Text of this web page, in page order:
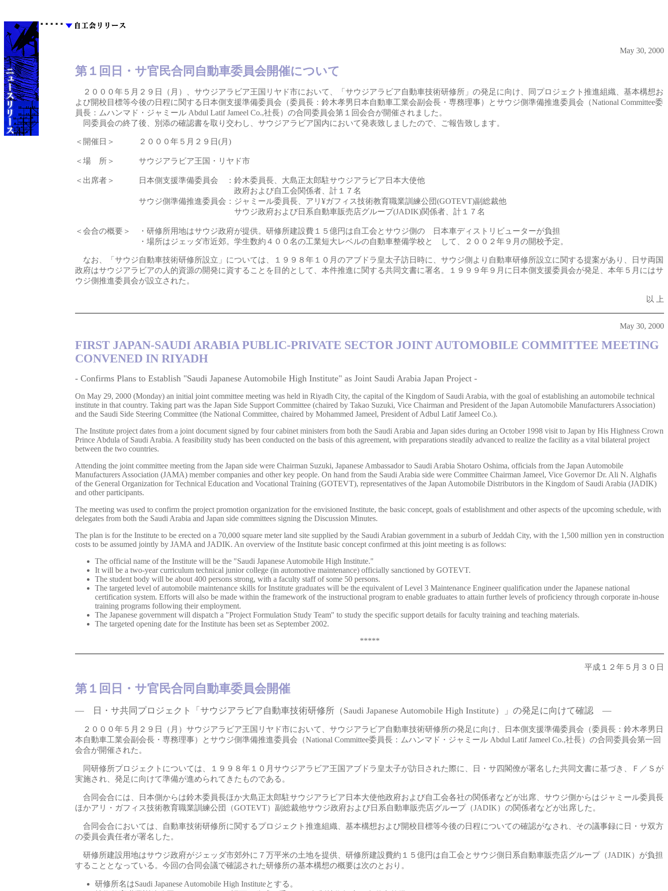
May 30, 2000
第１回日・サ官民合同自動車委員会開催について
２０００年５月２９日（月）、サウジアラビア王国リヤド市において、「サウジアラビア自動車技術研修所」の発足に向け、同プロジェクト推進組織、基本構想お
よび開校目標等今後の日程に関する日本側支援準備委員会（委員長：鈴木孝男日本自動車工業会副会長・専務理事）とサウジ側準備推進委員会（National Committee委
員長：ムハンマド・ジャミール Abdul Latif Jameel Co.,社長）の合同委員会第１回会合が開催されました。
同委員会の終了後、別添の確認書を取り交わし、サウジアラビア国内において発表致しましたので、ご報告致します。
＜開催日＞ ２０００年５月２９日(月)
＜場 所＞ サウジアラビア王国・リヤド市
＜出席者＞ 日本側支援準備委員会 ： 鈴木委員長、大島正太郎駐サウジアラビア日本大使他
政府および自工会関係者、計１７名
サウジ側準備推進委員会 ： ジャミール委員長、アリ¥ガフィス技術教育職業訓練公団(GOTEVT)副総裁他
サウジ政府および日系自動車販売店グループ(JADIK)関係者、計１７名
＜会合の概要＞
・研修所用地はサウジ政府が提供。研修所建設費１５億円は自工会とサウジ側の 日本車ディストリビューターが負担
・場所はジェッダ市近郊。学生数約４００名の工業短大レベルの自動車整備学校と して、２００２年９月の開校予定。
なお、「サウジ自動車技術研修所設立」については、１９９８年１０月のアブドラ皇太子訪日時に、サウジ側より自動車研修所設立に関する提案があり、日サ両国
政府はサウジアラビアの人的資源の開発に資することを目的として、本件推進に関する共同文書に署名。１９９９年９月に日本側支援委員会が発足、本年５月にはサ
ウジ側推進委員会が設立された。
以 上
May 30, 2000
FIRST JAPAN-SAUDI ARABIA PUBLIC-PRIVATE SECTOR JOINT AUTOMOBILE COMMITTEE MEETING
CONVENED IN RIYADH
- Confirms Plans to Establish "Saudi Japanese Automobile High Institute" as Joint Saudi Arabia Japan Project -
On May 29, 2000 (Monday) an initial joint committee meeting was held in Riyadh City, the capital of the Kingdom of Saudi Arabia, with the goal of establishing an automobile technical
institute in that country. Taking part was the Japan Side Support Committee (chaired by Takao Suzuki, Vice Chairman and President of the Japan Automobile Manufacturers Association)
and the Saudi Side Steering Committee (the National Committee, chaired by Mohammed Jameel, President of Adbul Latif Jameel Co.).
The Institute project dates from a joint document signed by four cabinet ministers from both the Saudi Arabia and Japan sides during an October 1998 visit to Japan by His Highness Crown
Prince Abdula of Saudi Arabia. A feasibility study has been conducted on the basis of this agreement, with preparations steadily advanced to realize the facility as a vital bilateral project
between the two countries.
Attending the joint committee meeting from the Japan side were Chairman Suzuki, Japanese Ambassador to Saudi Arabia Shotaro Oshima, officials from the Japan Automobile
Manufacturers Association (JAMA) member companies and other key people. On hand from the Saudi Arabia side were Committee Chairman Jameel, Vice Governor Dr. Ali N. Alghafis
of the General Organization for Technical Education and Vocational Training (GOTEVT), representatives of the Japan Automobile Distributors in the Kingdom of Saudi Arabia (JADIK)
and other participants.
The meeting was used to confirm the project promotion organization for the envisioned Institute, the basic concept, goals of establishment and other aspects of the upcoming schedule, with
delegates from both the Saudi Arabia and Japan side committees signing the Discussion Minutes.
The plan is for the Institute to be erected on a 70,000 square meter land site supplied by the Saudi Arabian government in a suburb of Jeddah City, with the 1,500 million yen in construction
costs to be assumed jointly by JAMA and JADIK. An overview of the Institute basic concept confirmed at this joint meeting is as follows:
The official name of the Institute will be the "Saudi Japanese Automobile High Institute."
It will be a two-year curriculum technical junior college (in automotive maintenance) officially sanctioned by GOTEVT.
The student body will be about 400 persons strong, with a faculty staff of some 50 persons.
The targeted level of automobile maintenance skills for Institute graduates will be the equivalent of Level 3 Maintenance Engineer qualification under the Japanese national
certification system. Efforts will also be made within the framework of the instructional program to enable graduates to attain further levels of proficiency through corporate in-house
training programs following their employment.
The Japanese government will dispatch a "Project Formulation Study Team" to study the specific support details for faculty training and teaching materials.
The targeted opening date for the Institute has been set as September 2002.
*****
平成１２年５月３０日
第１回日・サ官民合同自動車委員会開催
― 日・サ共同プロジェクト「サウジアラビア自動車技術研修所（Saudi Japanese Automobile High Institute）」の発足に向けて確認 ―
２０００年５月２９日（月）サウジアラビア王国リヤド市において、サウジアラビア自動車技術研修所の発足に向け、日本側支援準備委員会（委員長：鈴木孝男日
本自動車工業会副会長・専務理事）とサウジ側準備推進委員会（National Committee委員長：ムハンマド・ジャミール Abdul Latif Jameel Co.,社長）の合同委員会第一回
会合が開催された。
同研修所プロジェクトについては、１９９８年１０月サウジアラビア王国アブドラ皇太子が訪日された際に、日・サ四閣僚が署名した共同文書に基づき、Ｆ／Ｓが
実施され、発足に向けて準備が進められてきたものである。
合同会合には、日本側からは鈴木委員長ほか大島正太郎駐サウジアラビア日本大使他政府および自工会各社の関係者などが出席、サウジ側からはジャミール委員長
ほかアリ・ガフィス技術教育職業訓練公団（GOTEVT）副総裁他サウジ政府および日系自動車販売店グループ（JADIK）の関係者などが出席した。
合同会合においては、自動車技術研修所に関するプロジェクト推進組織、基本構想および開校目標等今後の日程についての確認がなされ、その議事録に日・サ双方
の委員会責任者が署名した。
研修所建設用地はサウジ政府がジェッダ市郊外に７万平米の土地を提供、研修所建設費約１５億円は自工会とサウジ側日系自動車販売店グループ（JADIK）が負担
することとなっている。今回の合同会議で確認された研修所の基本構想の概要は次のとおり。
研修所名はSaudi Japanese Automobile High Instituteとする。